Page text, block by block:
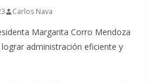
Carlos Nava
Margarita Corro Mendoza
administración eficiente y